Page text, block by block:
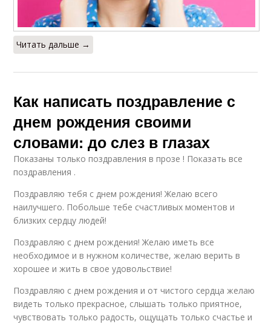
Читать дальше →
Как написать поздравление с
днем рождения своими
словами: до слез в глазах
Показаны только поздравления в прозе ! Показать все
поздравления .
Поздравляю тебя с днем рождения! Желаю всего
наилучшего. Побольше тебе счастливых моментов и
близких сердцу людей!
Поздравляю с днем рождения! Желаю иметь все
необходимое и в нужном количестве, желаю верить в
хорошее и жить в свое удовольствие!
Поздравляю с днем рождения и от чистого сердца желаю
видеть только прекрасное, слышать только приятное,
чувствовать только радость, ощущать только счастье и